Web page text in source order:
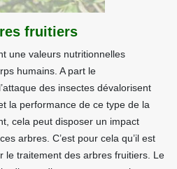
fruitiers
une valeurs nutritionnelles
humains. A part le
des insectes dévalorisent
la performance de ce type de la
cela peut disposer un impact
arbres. C’est pour cela qu’il est
le traitement des arbres fruitiers. Le